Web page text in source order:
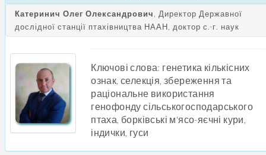
Катеринич Олег Олександрович
, Директор Державної
дослідної станції птахівництва НААН, доктор с.-г. наук
Ключові слова: генетика кількісних
ознак, селекція, збереження та
раціональне використання
генофонду сільськогосподарського
птаха, борківські м'ясо-яєчні кури,
індички, гуси